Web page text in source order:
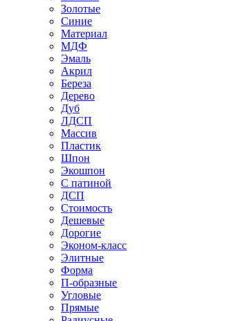
Золотые
Синие
Материал
МДФ
Эмаль
Акрил
Береза
Дерево
Дуб
ЛДСП
Массив
Пластик
Шпон
Экошпон
С патиной
ДСП
Стоимость
Дешевые
Дорогие
Эконом-класс
Элитные
Форма
П-образные
Угловые
Прямые